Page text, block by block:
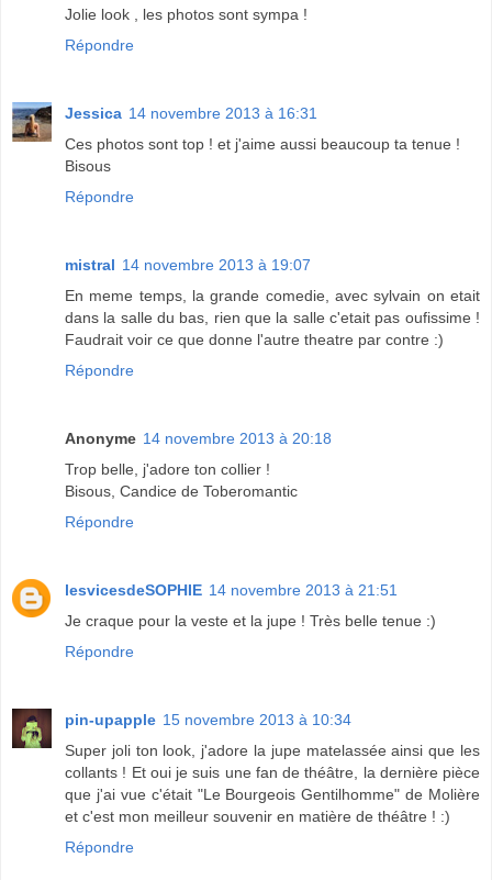
Jolie look , les photos sont sympa !
Répondre
Jessica 14 novembre 2013 à 16:31
Ces photos sont top ! et j'aime aussi beaucoup ta tenue !
Bisous
Répondre
mistral 14 novembre 2013 à 19:07
En meme temps, la grande comedie, avec sylvain on etait
dans la salle du bas, rien que la salle c'etait pas oufissime !
Faudrait voir ce que donne l'autre theatre par contre :)
Répondre
Anonyme 14 novembre 2013 à 20:18
Trop belle, j'adore ton collier !
Bisous, Candice de Toberomantic
Répondre
lesvicesdeSOPHIE 14 novembre 2013 à 21:51
Je craque pour la veste et la jupe ! Très belle tenue :)
Répondre
pin-upapple 15 novembre 2013 à 10:34
Super joli ton look, j'adore la jupe matelassée ainsi que les
collants ! Et oui je suis une fan de théâtre, la dernière pièce
que j'ai vue c'était "Le Bourgeois Gentilhomme" de Molière
et c'est mon meilleur souvenir en matière de théâtre ! :)
Répondre